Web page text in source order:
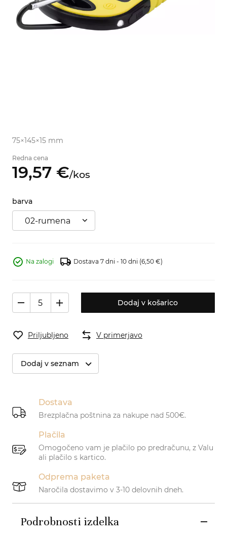
75×145×15 mm
Redna cena
19,57 €/kos
barva
02-rumena
Na zalogi Dostava 7 dni - 10 dni (6,50 €)
Dodaj v košarico
Priljubljeno V primerjavo
Dodaj v seznam
Dostava
Brezplačna poštnina za nakupe nad 500€.
Plačila
Omogočeno vam je plačilo po predračunu, z Valu
ali plačilo s kartico.
Odprema paketa
Naročila dostavimo v 3-10 delovnih dneh.
Podrobnosti izdelka